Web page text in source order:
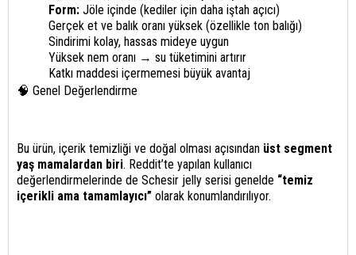
Form: Jöle içinde (kediler için daha iştah açıcı)
Gerçek et ve balık oranı yüksek (özellikle ton balığı)
Sindirimi kolay, hassas mideye uygun
Yüksek nem oranı → su tüketimini artırır
Katkı maddesi içermemesi büyük avantaj
🧠 Genel Değerlendirme
Bu ürün, içerik temizliği ve doğal olması açısından üst segment
yaş mamalardan biri. Reddit’te yapılan kullanıcı
değerlendirmelerinde de Schesir jelly serisi genelde “temiz
içerikli ama tamamlayıcı” olarak konumlandırılıyor.